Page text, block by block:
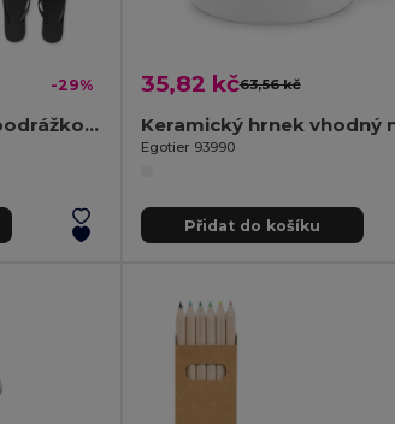
-29%
Pohodlné pantofle s podrážkou z PE a páskem z PVC
35,82 kč63,56 kč
Egotier 93990
Přidat do košíku